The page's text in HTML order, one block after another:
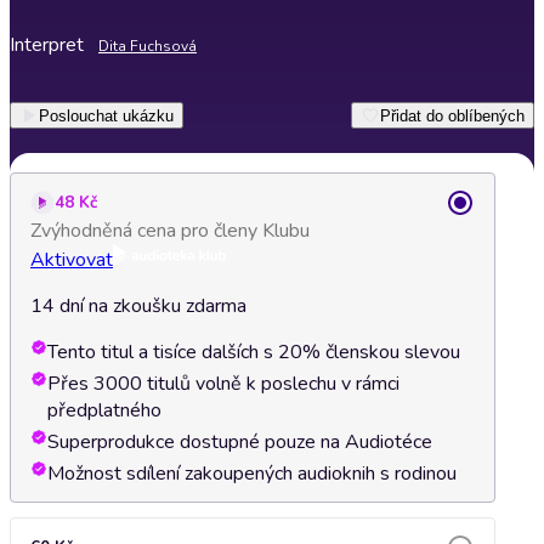
Interpret Dita Fuchsová
Poslouchat ukázku Přidat do oblíbených
48 Kč
Zvýhodněná cena pro členy Klubu
Aktivovat
14 dní na zkoušku zdarma
Tento titul a tisíce dalších s 20% členskou slevou
Přes 3000 titulů volně k poslechu v rámci
předplatného
Superprodukce dostupné pouze na Audiotéce
Možnost sdílení zakoupených audioknih s rodinou